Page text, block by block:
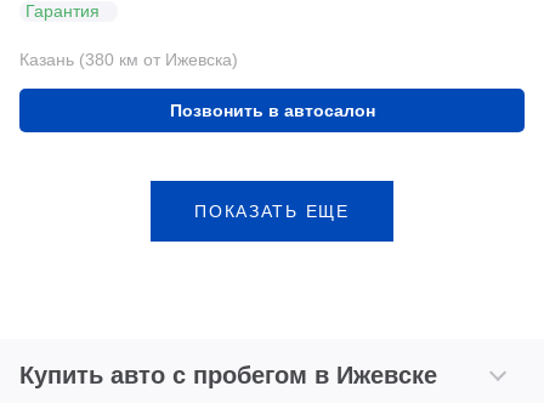
Гарантия
Казань (380 км от Ижевска)
Позвонить в автосалон
ПОКАЗАТЬ ЕЩЕ
Купить авто с пробегом в Ижевске